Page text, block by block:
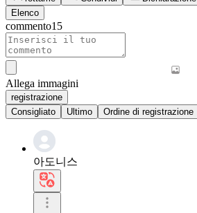
Elenco
commento15
Allega immagini
registrazione
Consigliato
Ultimo Ordine di registrazione
아도니스